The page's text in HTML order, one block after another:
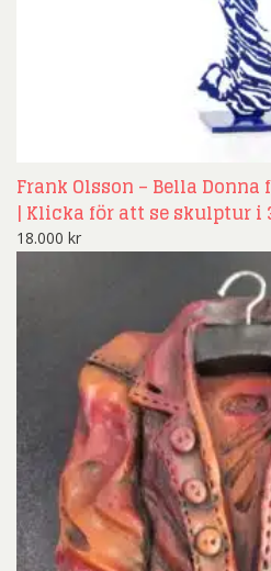
Frank Olsson – Bella
| Klicka för att se skulptur i
18.000 kr